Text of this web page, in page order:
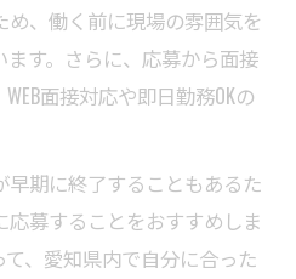
め、働く前に現場の雰囲気を
す。さらに、応募から面接
面接対応や即日勤務OKの
期に終了することもあるた
募することをおすすめしま
、愛知県内で自分に合った